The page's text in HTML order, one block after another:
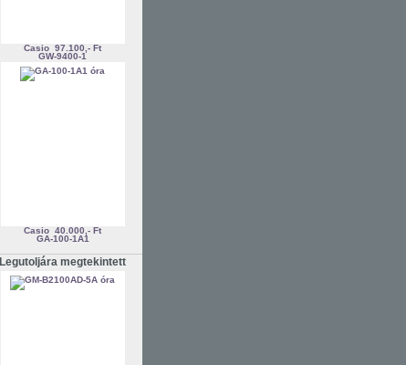
Casio 97.100,- Ft
GW-9400-1
Casio 40.000,- Ft
GA-100-1A1
Legutoljára megtekintett